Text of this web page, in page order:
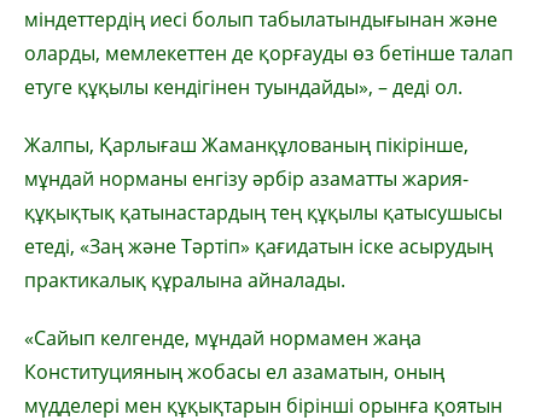
міндеттердің иесі болып табылатындығынан және
оларды, мемлекеттен де қорғауды өз бетінше талап
етуге құқылы кендігінен туындайды», – деді ол.
Жалпы, Қарлығаш Жаманқұлованың пікірінше,
мұндай норманы енгізу әрбір азаматты жария-
құқықтық қатынастардың тең құқылы қатысушысы
етеді, «Заң және Тәртіп» қағидатын іске асырудың
практикалық құралына айналады.
«Сайып келгенде, мұндай нормамен жаңа
Конституцияның жобасы ел азаматын, оның
мүдделері мен құқықтарын бірінші орынға қоятын